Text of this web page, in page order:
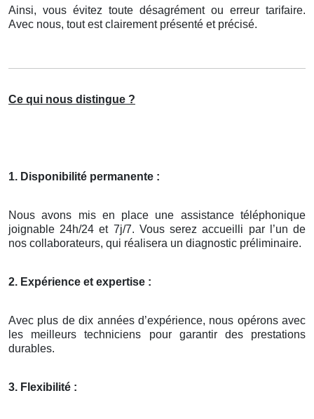
Ainsi, vous évitez toute désagrément ou erreur tarifaire.
Avec nous, tout est clairement présenté et précisé.
Ce qui nous distingue ?
1. Disponibilité permanente :
Nous avons mis en place une assistance téléphonique
joignable 24h/24 et 7j/7. Vous serez accueilli par l’un de
nos collaborateurs, qui réalisera un diagnostic préliminaire.
2. Expérience et expertise :
Avec plus de dix années d’expérience, nous opérons avec
les meilleurs techniciens pour garantir des prestations
durables.
3. Flexibilité :